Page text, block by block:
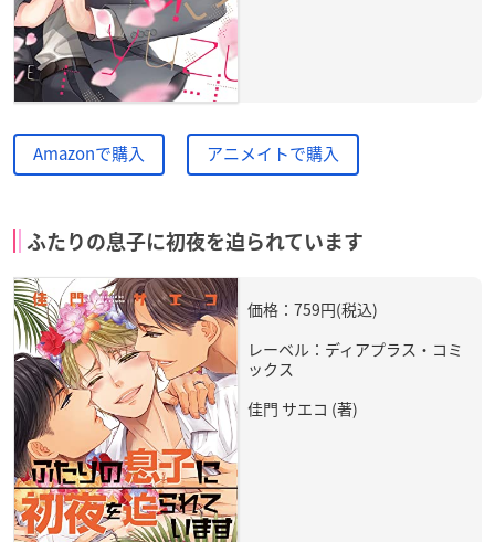
Amazonで購入 アニメイトで購入
ふたりの息子に初夜を迫られています
価格：759円(税込)
レーベル：ディアプラス・コミ
ックス
佳門 サエコ (著)